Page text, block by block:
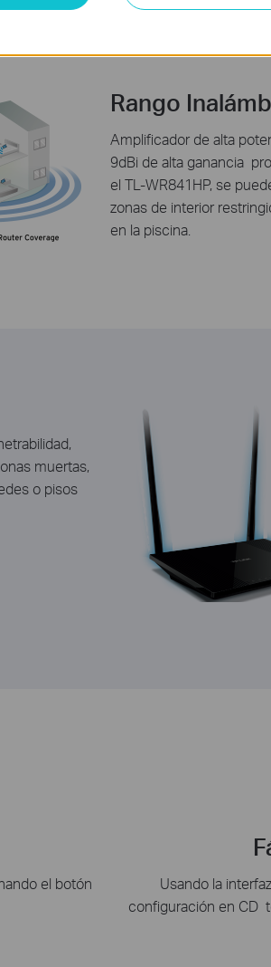
Rango
Amplificador de alta
9dBi de alta ganancia
el TL-WR841HP, se
zonas de interior
en la piscina.
muertas,
o pisos
el botón
Usando la
configuración en CD